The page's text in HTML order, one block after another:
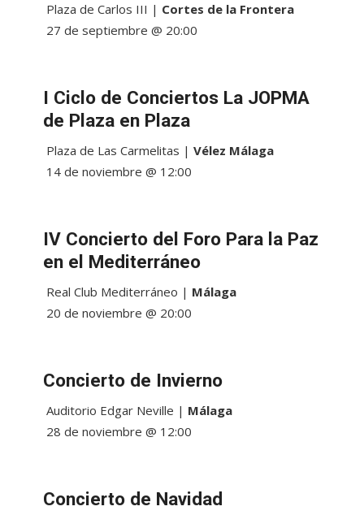
Plaza de Carlos III | Cortes de la Frontera
27 de septiembre @ 20:00
I Ciclo de Conciertos La JOPMA
de Plaza en Plaza
Plaza de Las Carmelitas | Vélez Málaga
14 de noviembre @ 12:00
IV Concierto del Foro Para la Paz
en el Mediterráneo
Real Club Mediterráneo | Málaga
20 de noviembre @ 20:00
Concierto de Invierno
Auditorio Edgar Neville | Málaga
28 de noviembre @ 12:00
Concierto de Navidad